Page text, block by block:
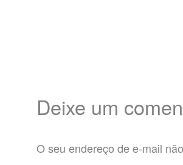
Deixe um
O seu endereço de e-mail